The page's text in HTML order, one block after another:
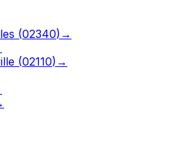
(02340) →
(02110) →